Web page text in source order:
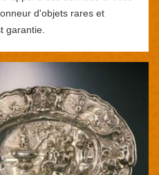
d'objets rares et
garantie.